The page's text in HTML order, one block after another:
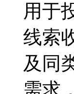
用于
线索
及同
需求